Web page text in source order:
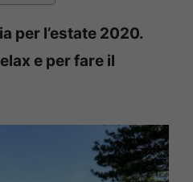
per l’estate 2020.
e per fare il